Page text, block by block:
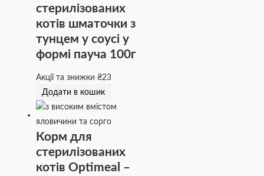
стерилізованих
котів шматочки з
тунцем у соусі у
формі пауча 100г
Акції та знижки₴23
Додати в кошик
Корм для
стерилізованих
котів Optimeal –